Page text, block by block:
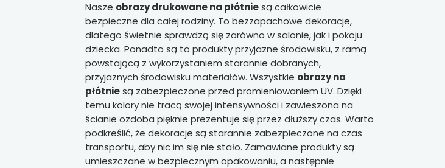
Nasze obrazy drukowane na płótniesą całkowicie
bezpieczne dla całej rodziny. To bezzapachowe dekoracje,
dlatego świetnie sprawdzą się zarówno w salonie, jak i pokoju
dziecka. Ponadto są to produkty przyjazne środowisku, z ramą
powstającą z wykorzystaniem starannie dobranych,
przyjaznych środowisku materiałów. Wszystkie obrazy na
płótniesą zabezpieczone przed promieniowaniem UV. Dzięki
temu kolory nie tracą swojej intensywności i zawieszona na
ścianie ozdoba pięknie prezentuje się przez dłuższy czas. Warto
podkreślić, że dekoracje są starannie zabezpieczone na czas
transportu, aby nic im się nie stało. Zamawiane produkty są
umieszczane w bezpiecznym opakowaniu, a następnie